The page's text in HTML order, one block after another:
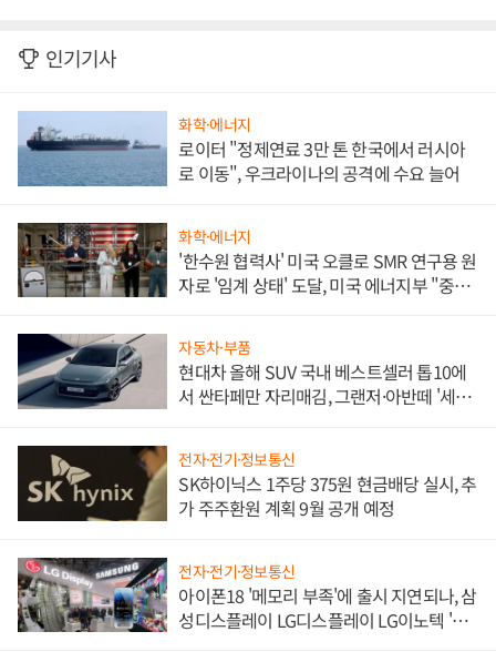
인기기사
화학·에너지
로이터 "정제연료 3만 톤 한국에서 러시아
로 이동", 우크라이나의 공격에 수요 늘어
화학·에너지
'한수원 협력사' 미국 오클로 SMR 연구용 원
자로 '임계 상태' 도달, 미국 에너지부 "중요
자동차·부품
현대차 올해 SUV 국내 베스트셀러 톱10에
서 싼타페만 자리매김, 그랜저·아반떼 '세단
전자·전기·정보통신
SK하이닉스 1주당 375원 현금배당 실시, 추
가 주주환원 계획 9월 공개 예정
전자·전기·정보통신
아이폰18 '메모리 부족'에 출시 지연되나, 삼
성디스플레이 LG디스플레이 LG이노텍 '탈